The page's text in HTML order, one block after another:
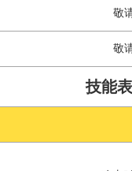
敬
敬
技能表